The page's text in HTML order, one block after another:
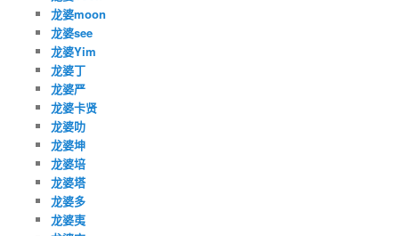
龙婆moon
龙婆see
龙婆Yim
龙婆丁
龙婆严
龙婆卡贤
龙婆叻
龙婆坤
龙婆培
龙婆塔
龙婆多
龙婆夷